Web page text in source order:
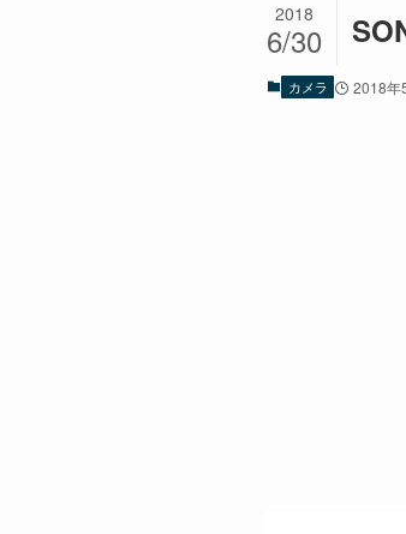
2018
6/30
カメラ 2018年